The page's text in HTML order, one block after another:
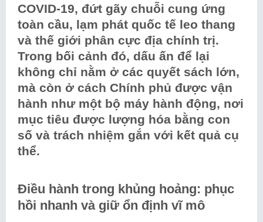
COVID-19, đứt gãy chuỗi cung ứng
toàn cầu, lạm phát quốc tế leo thang
và thế giới phân cực địa chính trị.
Trong bối cảnh đó, dấu ấn để lại
không chỉ nằm ở các quyết sách lớn,
mà còn ở cách Chính phủ được vận
hành như một bộ máy hành động, nơi
mục tiêu được lượng hóa bằng con
số và trách nhiệm gắn với kết quả cụ
thể.
Điều hành trong khủng hoảng: phục
hồi nhanh và giữ ổn định vĩ mô